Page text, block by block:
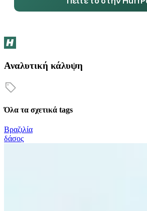
Αναλυτική κάλυψη
Όλα τα σχετικά tags
Βραζιλία
δάσος